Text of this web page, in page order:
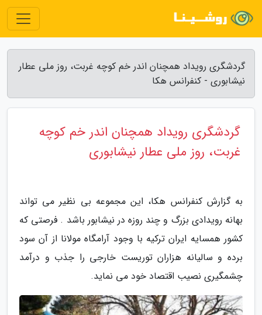
گردشگری رویداد همچنان اندر خم کوچه غربت، روز ملی عطار
نیشابوری - کنفرانس هکا
گردشگری رویداد همچنان اندر خم کوچه
غربت، روز ملی عطار نیشابوری
به گزارش کنفرانس هکا، این مجموعه بی نظیر می تواند
بهانه رویدادی بزرگ و چند روزه در نیشابور باشد . فرصتی که
کشور همسایه ایران ترکیه با وجود آرامگاه مولانا از آن سود
برده و سالیانه هزاران توریست خارجی را جذب و درآمد
چشمگیری نصیب اقتصاد خود می نماید.